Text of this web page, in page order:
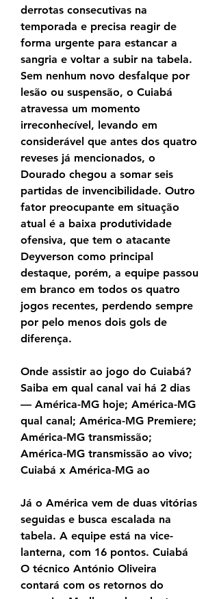
derrotas consecutivas na
temporada e precisa reagir de
forma urgente para estancar a
sangria e voltar a subir na tabela.
Sem nenhum novo desfalque por
lesão ou suspensão, o Cuiabá
atravessa um momento
irreconhecível, levando em
considerável que antes dos quatro
reveses já mencionados, o
Dourado chegou a somar seis
partidas de invencibilidade. Outro
fator preocupante em situação
atual é a baixa produtividade
ofensiva, que tem o atacante
Deyverson como principal
destaque, porém, a equipe passou
em branco em todos os quatro
jogos recentes, perdendo sempre
por pelo menos dois gols de
diferença.
Onde assistir ao jogo do Cuiabá?
Saiba em qual canal vai há 2 dias
— América-MG hoje; América-MG
qual canal; América-MG Premiere;
América-MG transmissão;
América-MG transmissão ao vivo;
Cuiabá x América-MG ao
Já o América vem de duas vitórias
seguidas e busca escalada na
tabela. A equipe está na vice-
lanterna, com 16 pontos. Cuiabá
O técnico António Oliveira
contará com os retornos do